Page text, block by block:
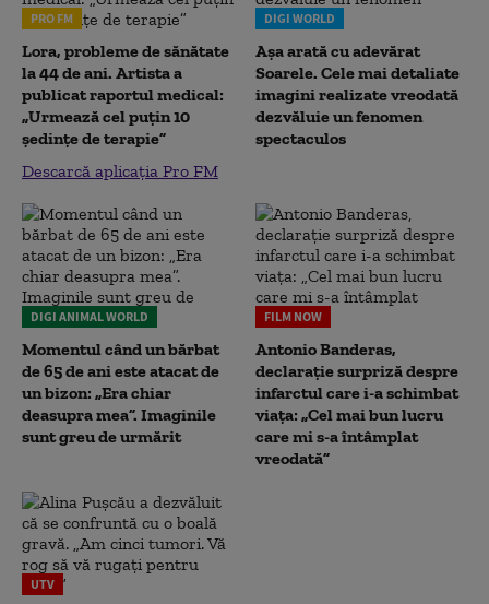
PRO FM
Lora, probleme de sănătate
la 44 de ani. Artista a
publicat raportul medical:
„Urmează cel puțin 10
ședințe de terapie”
Descarcă aplicația Pro FM
DIGI WORLD
Așa arată cu adevărat
Soarele. Cele mai detaliate
imagini realizate vreodată
dezvăluie un fenomen
spectaculos
DIGI ANIMAL WORLD
Momentul când un bărbat
de 65 de ani este atacat de
un bizon: „Era chiar
deasupra mea”. Imaginile
sunt greu de urmărit
FILM NOW
Antonio Banderas,
declarație surpriză despre
infarctul care i-a schimbat
viața: „Cel mai bun lucru
care mi s-a întâmplat
vreodată”
UTV